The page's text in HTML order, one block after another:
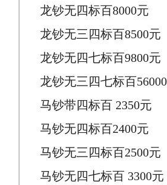
龙钞无四标百8000元
龙钞无三四标百8500元
龙钞无四七标百9800元
龙钞无三四七标百
马钞带四标百 2350元
马钞无四标百2400元
马钞无三四标百2500元
马钞无四七标百 3300元